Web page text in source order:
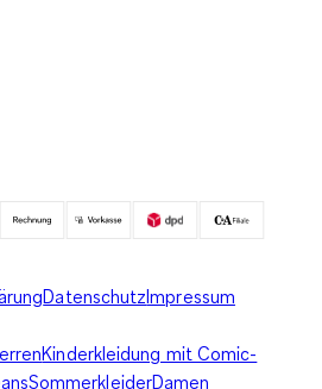
DatenschutzImpressum
Kinderkleidung mit Comic-
SommerkleiderDamen